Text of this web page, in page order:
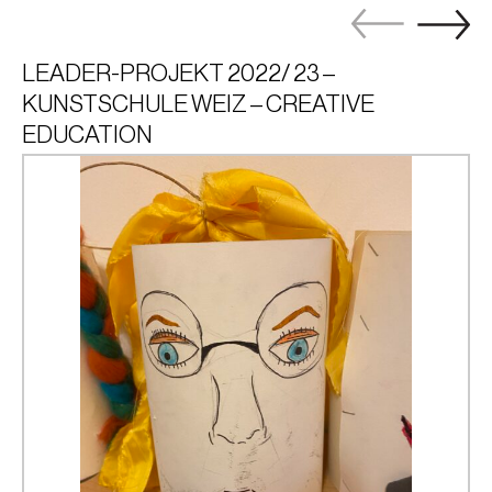
LEADER-PROJEKT 2022/ 23 –
KUNSTSCHULE WEIZ – CREATIVE
EDUCATION